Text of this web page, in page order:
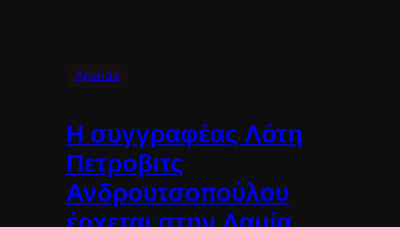
Agenda
Η συγγραφέας Λότη
Πετροβιτς
Ανδρουτσοπούλου